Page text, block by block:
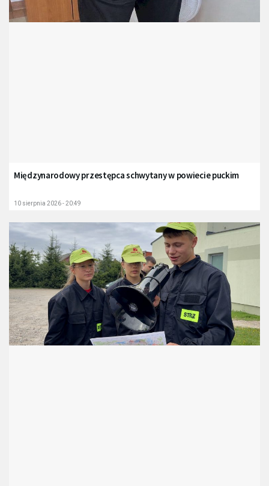
Międzynarodowy przestępca schwytany w powiecie puckim
10 sierpnia 2026 - 20:49